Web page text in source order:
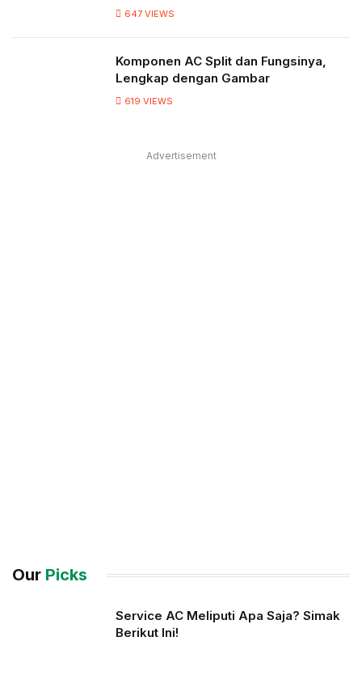
647 VIEWS
Komponen AC Split dan Fungsinya,
Lengkap dengan Gambar
619 VIEWS
Advertisement
Our Picks
Service AC Meliputi Apa Saja? Simak
Berikut Ini!